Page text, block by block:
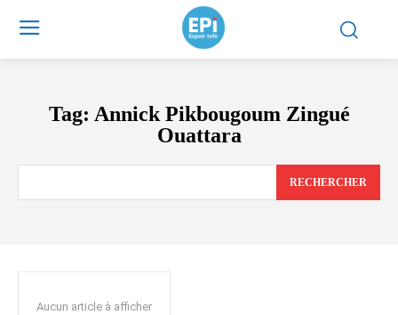
Tag: Annick Pikbougoum Zingué
Ouattara
RECHERCHER
Aucun article à afficher